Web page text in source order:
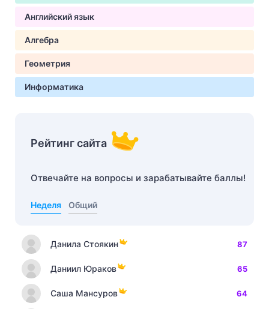
Английский язык
Алгебра
Геометрия
Информатика
Рейтинг сайта
Отвечайте на вопросы и зарабатывайте баллы!
Неделя Общий
Данила Стоякин 87
Даниил Юраков 65
Саша Мансуров 64